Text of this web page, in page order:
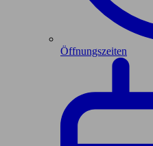
Öffnungszeiten